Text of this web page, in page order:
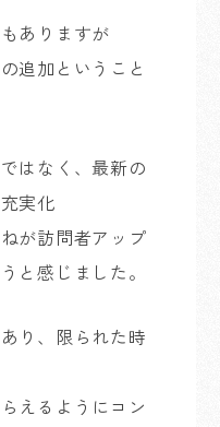
ありますが
追加ということ
はなく、最新の
実化
が訪問者アップ
と感じました。
り、限られた時
えるようにコン